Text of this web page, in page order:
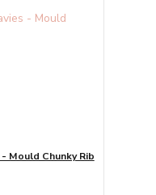
Mould Chunky Rib